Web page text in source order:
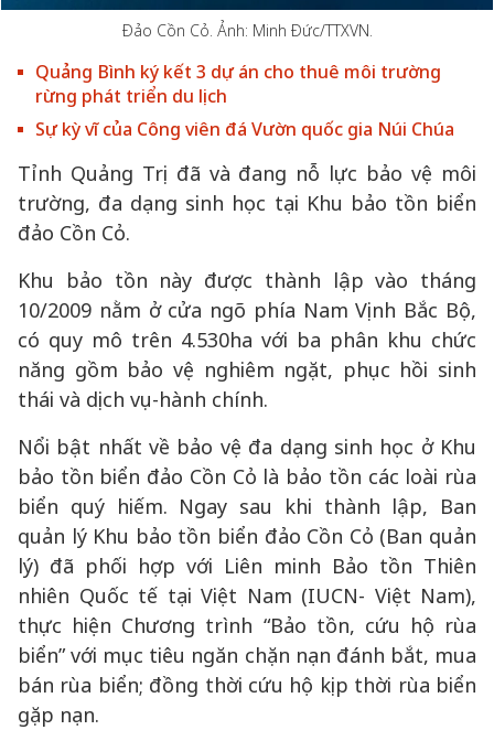
Đảo Cồn Cỏ. Ảnh: Minh Đức/TTXVN.
Quảng Bình ký kết 3 dự án cho thuê môi trường
rừng phát triển du lịch
Sự kỳ vĩ của Công viên đá Vườn quốc gia Núi Chúa
Tỉnh Quảng Trị đã và đang nỗ lực bảo vệ môi
trường, đa dạng sinh học tại Khu bảo tồn biển
đảo Cồn Cỏ.
Khu bảo tồn này được thành lập vào tháng
10/2009 nằm ở cửa ngõ phía Nam Vịnh Bắc Bộ,
có quy mô trên 4.530ha với ba phân khu chức
năng gồm bảo vệ nghiêm ngặt, phục hồi sinh
thái và dịch vụ-hành chính.
Nổi bật nhất về bảo vệ đa dạng sinh học ở Khu
bảo tồn biển đảo Cồn Cỏ là bảo tồn các loài rùa
biển quý hiếm. Ngay sau khi thành lập, Ban
quản lý Khu bảo tồn biển đảo Cồn Cỏ (Ban quản
lý) đã phối hợp với Liên minh Bảo tồn Thiên
nhiên Quốc tế tại Việt Nam (IUCN- Việt Nam),
thực hiện Chương trình “Bảo tồn, cứu hộ rùa
biển” với mục tiêu ngăn chặn nạn đánh bắt, mua
bán rùa biển; đồng thời cứu hộ kịp thời rùa biển
gặp nạn.